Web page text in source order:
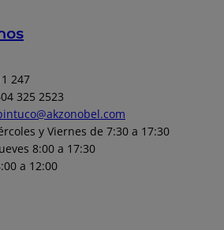
247
325 2523
y Viernes de 7:30 a 17:30
8:00 a 17:30
a 12:00